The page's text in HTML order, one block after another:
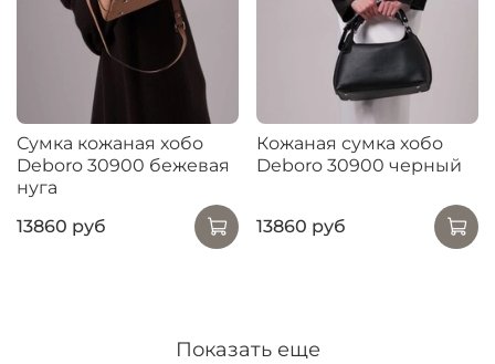
Сумка кожаная хобо
Deboro 30900 бежевая
нуга
13860 руб
Кожаная сумка хобо
Deboro 30900 черный
13860 руб
Показать еще